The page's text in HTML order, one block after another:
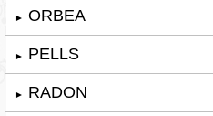
► ORBEA
► PELLS
► RADON